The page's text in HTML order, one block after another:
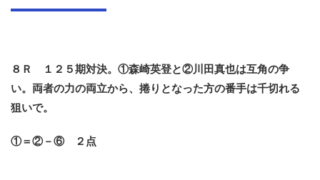
８Ｒ １２５期対決。①森崎英登と②川田真也は互角の争
い。両者の力の両立から、捲りとなった方の番手は千切れる
狙いで。
①＝②－⑥ ２点